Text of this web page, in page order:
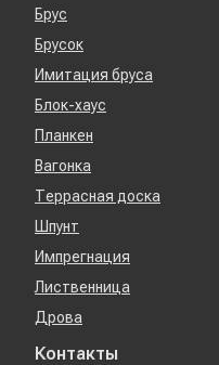
Брус
Брусок
Имитация бруса
Блок-хаус
Планкен
Вагонка
Террасная доска
Шпунт
Импрегнация
Лиственница
Дрова
Контакты